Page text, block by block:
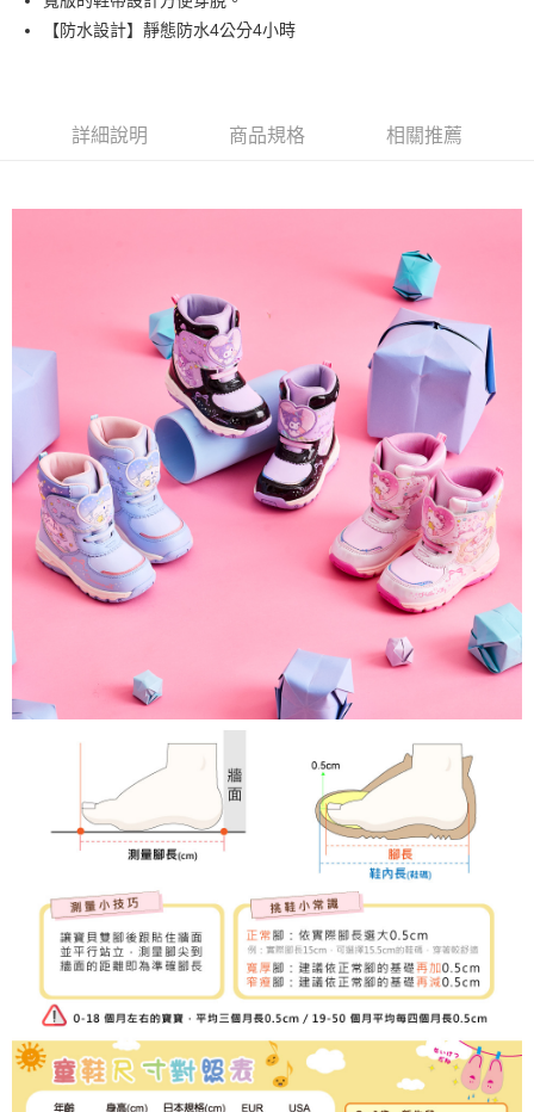
台灣樂天信用卡公司
玉山商業銀行
台新國際商業銀行
中國信託商業銀行
元大商業銀行
永豐商業銀行
玉山商業銀行
星展（台灣）商業銀行
Google Pay
相關說明
便利好安心！
【「AFTEE先享後付」結帳流程】
１．於結帳方式選擇「AFTEE先享後付」後，將跳轉至「AFTEE先享後付」
結帳頁面，進行簡訊認證並確認金額後，即可完成結帳。
２．訂單成立數日內，您將收到繳費通知簡訊。
３．收到繳費通知簡訊後14天內，點擊此簡訊中的連結，可透過四大超商／
ATM／網路銀行／等多元方式進行付款，方視為交易完成。
※ 請注意：結帳手續完成當下不需立刻繳費，但若您需要取消訂單，請聯絡
購買商品的店家。未經商家同意取消之訂單仍視為有效，需透過AFTEE先享
後付繳納相關費用。
※ 交易是否成功請以「AFTEE先享後付 」之結帳頁面顯示為準，若有關於
是否繳費成功／繳費後需取消欲退款等相關疑問，請聯繫「AFTEE先享後付
客戶支援中心」
https://netprotections.freshdesk.com/support/home
【注意事項】
１．透過由恩沛科技股份有限公司提供之「AFTEE先享後付」服務完成之交
易，需依本服務之必要範圍內提供個人資料，並將交易相關給付款項請求債
２．關於個人資料處理事宜，請瀏覽以下網址：
https://aftee.tw/terms/#terms3
３．未成年的使用者請事先徵得法定代理人或監護人之同意方可使用
「AFTEE先享後付」，若未經同意申辦者引起之損失，本公司不負相關責
４．使用「AFTEE先享後付」時，將依據個別帳號之用戶狀況，依本公司即
時審查核予不同之上限額度；若仍有額度不足之情形，本公司將視審查結果
請求用戶進行身份認證。
５．嚴禁一人註冊多個帳號或使用他人資訊註冊。若發現惡意使用之情形，
恩沛科技股份有限公司將有權停止該用戶之使用額度並採取法律行動。
每筆NT$80，滿NT$888(含以上)免運費
每筆NT$80，滿NT$1,000(含以上)免運費
7-11取貨
每筆NT$80，滿NT$1,000(含以上)免運費
宅配
每筆NT$80，滿NT$1,000(含以上)免運費
【防水設計】靜態防水4公分4小時
詳細說明 商品規格 相關推薦